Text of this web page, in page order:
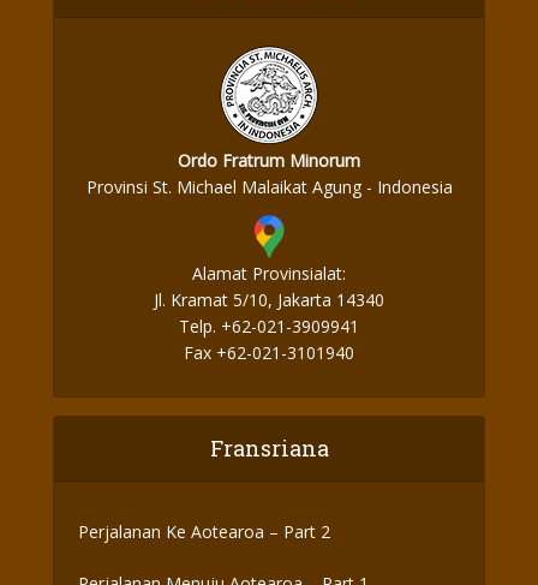
Ordo Fratrum Minorum
Provinsi St. Michael Malaikat Agung - Indonesia
Alamat Provinsialat:
Jl. Kramat 5/10, Jakarta 14340
Telp. +62-021-3909941
Fax +62-021-3101940
Fransriana
Perjalanan Ke Aotearoa – Part 2